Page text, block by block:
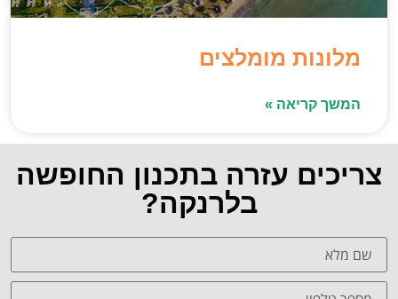
מלונות מומלצים
המשך קריאה »
צריכים עזרה בתכנון החופשה
בלרנקה?